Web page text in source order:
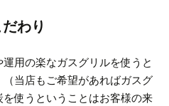
わり
用の楽なガスグリルを使うと
当店もご希望があればガスグ
を使うということはお客様の来